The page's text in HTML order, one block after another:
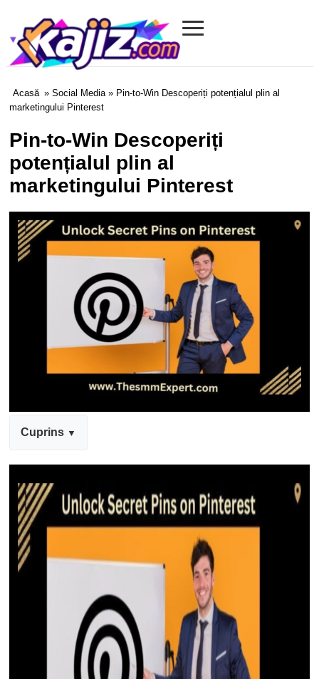
Kajiz.com
≡
Acasă » Social Media» Pin-to-Win Descoperiți potențialul plin al
marketingului Pinterest
Pin-to-Win Descoperiți
potențialul plin al
marketingului Pinterest
Cuprins